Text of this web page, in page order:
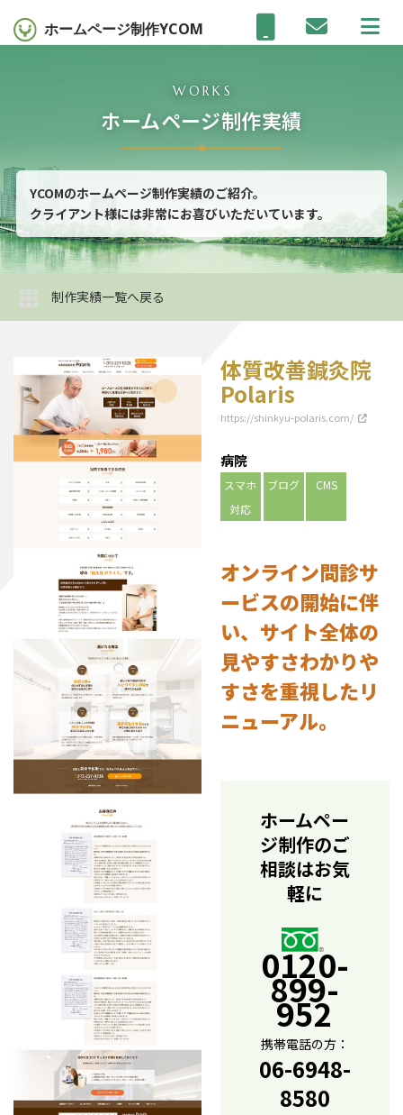
ホームページ制作YCOM
ホームページ制作実績
WORKS
YCOMのホームページ制作実績のご紹介。
クライアント様には非常にお喜びいただいています。
制作実績一覧へ戻る
体質改善鍼灸院
Polaris
https://shinkyu-polaris.com/
病院
スマホ
対応
ブログ CMS
オンライン問診サ
ービスの開始に伴
い、サイト全体の
見やすさわかりや
すさを重視したリ
ニューアル。
ホームペー
ジ制作のご
相談はお気
軽に
0120-
899-
952
携帯電話の方：
06-6948-
8580